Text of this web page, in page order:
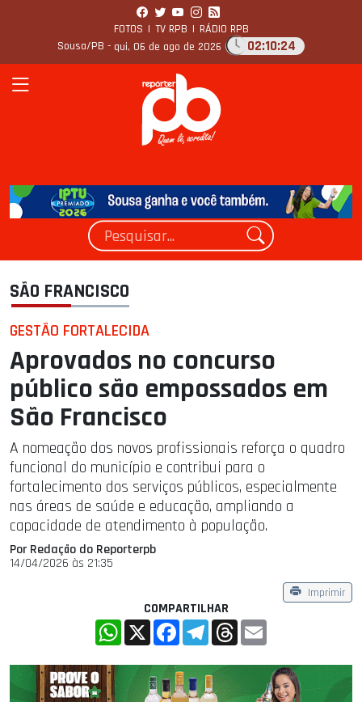
FOTOS | TV RPB | RÁDIO RPB
Sousa/PB - qui, 06 de ago de 2026 02:10:25
SÃO FRANCISCO
GESTÃO FORTALECIDA
Aprovados no concurso
público são empossados em
São Francisco
A nomeação dos novos profissionais reforça o quadro
funcional do município e contribui para o
fortalecimento dos serviços públicos, especialmente
nas áreas de saúde e educação, ampliando a
capacidade de atendimento à população.
Por Redação do Reporterpb
14/04/2026 às 21:35
Imprimir
COMPARTILHAR
WhatsApp
X FacebookTelegramThreads